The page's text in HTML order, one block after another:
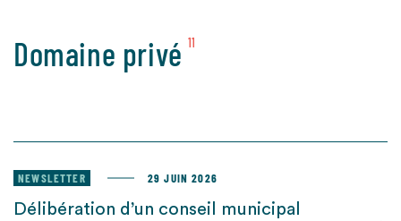
Domaine privé 11
NEWSLETTER 29 JUIN 2026
Délibération d’un conseil municipal